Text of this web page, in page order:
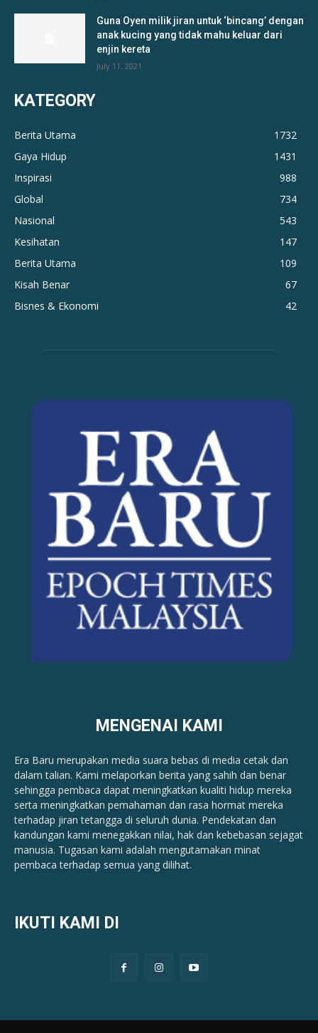
Guna Oyen milik jiran untuk ‘bincang’ dengan
anak kucing yang tidak mahu keluar dari
enjin kereta
July 11, 2021
KATEGORY
Berita Utama
1732
Gaya Hidup
1431
Inspirasi
988
Global
734
Nasional
543
Kesihatan
147
Berita Utama
109
Kisah Benar
67
Bisnes & Ekonomi
42
MENGENAI KAMI
Era Baru merupakan media suara bebas di media cetak dan
dalam talian. Kami melaporkan berita yang sahih dan benar ​​
sehingga pembaca dapat meningkatkan kualiti hidup mereka
serta meningkatkan pemahaman dan rasa hormat mereka
terhadap jiran tetangga di seluruh dunia. Pendekatan dan
kandungan kami menegakkan nilai, hak dan kebebasan sejagat
manusia. Tugasan kami adalah mengutamakan minat
pembaca terhadap semua yang dilihat.
IKUTI KAMI DI